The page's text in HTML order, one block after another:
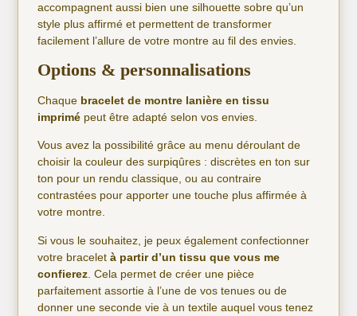
accompagnent aussi bien une silhouette sobre qu’un
style plus affirmé et permettent de transformer
facilement l’allure de votre montre au fil des envies.
Options & personnalisations
Chaque bracelet de montre lanière en tissu
imprimé peut être adapté selon vos envies.
Vous avez la possibilité grâce au menu déroulant de
choisir la couleur des surpiqûres : discrètes en ton sur
ton pour un rendu classique, ou au contraire
contrastées pour apporter une touche plus affirmée à
votre montre.
Si vous le souhaitez, je peux également confectionner
votre braceletà partir d’un tissu que vous me
confierez . Cela permet de créer une pièce
parfaitement assortie à l’une de vos tenues ou de
donner une seconde vie à un textile auquel vous tenez